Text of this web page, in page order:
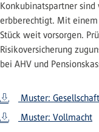
Konkubinatspartner sind
erbberechtigt. Mit einem
Stück weit vorsorgen.
Risikoversicherung
bei AHV und
Muster:
Muster: Vollmacht